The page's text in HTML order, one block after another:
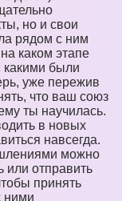
но и свои
рядом с ним
каком этапе
какими были
уже пережив
что ваш союз
ты научилась.
в новых
навсегда.
можно
или отправить
принять
ними